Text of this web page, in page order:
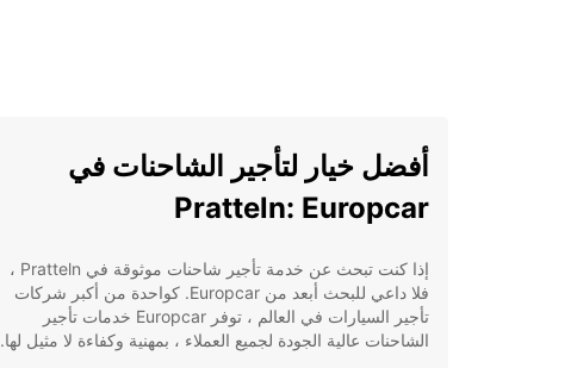
أفضل خيار لتأجير الشاحنات في
Pratteln: Europcar
إذا كنت تبحث عن خدمة تأجير شاحنات موثوقة في Pratteln ،
فلا داعي للبحث أبعد من Europcar. كواحدة من أكبر شركات
تأجير السيارات في العالم ، توفر Europcar خدمات تأجير
الشاحنات عالية الجودة لجميع العملاء ، بمهنية وكفاءة لا مثيل لها.